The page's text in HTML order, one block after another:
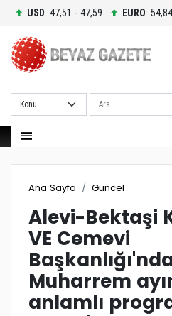
USD: 47,51 - 47,59 EURO:
Ara
Ana Sayfa Güncel
Alevi-Bektaşi
VE Cemevi
Muharrem
anlamlı